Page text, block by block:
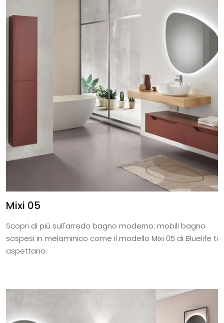
Mixi 05
Scopri di più sull'arredo bagno moderno: mobili bagno
sospesi in melaminico come il modello Mixi 05 di Bluelife ti
aspettano.